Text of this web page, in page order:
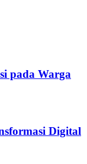
pada Warga
Digital